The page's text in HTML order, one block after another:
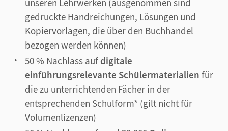
unseren Lehrwerken (ausgenommen sind
gedruckte Handreichungen, Lösungen und
Kopiervorlagen, die über den Buchhandel
bezogen werden können)
50 % Nachlass aufdigitale
einführungsrelevante Schülermaterialien für
die zu unterrichtenden Fächer in der
entsprechenden Schulform* (gilt nicht für
Volumenlizenzen)